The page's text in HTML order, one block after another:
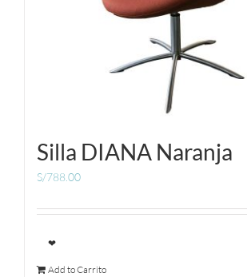
Silla DIANA Naranja
S/788.00
❤
Add to Carrito